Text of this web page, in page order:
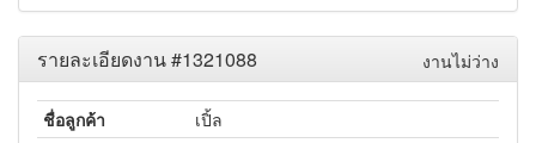
งานไม่ว่าง
รายละเอียดงาน #1321088
ชื่อลูกค้า
เปิ้ล